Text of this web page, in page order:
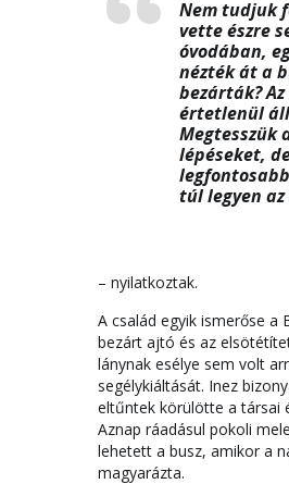
Nem tudjuk
vette észre
óvodában,
nézték át a
bezárták?
értetlenül
Megtesszük
lépéseket,
túl legyen
– nyilatkoztak.
A család egyik ismerőse a
bezárt ajtó és az
lánynak esélye sem volt
segélykiáltását. Inez
eltűntek körülötte a társai
Aznap ráadásul pokoli
lehetett a busz, amikor a
magyarázta.